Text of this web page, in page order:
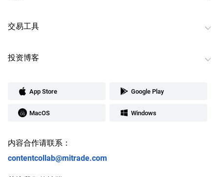
交易工具
投资博客
App Store Google Play
MacOS Windows
内容合作请联系：
contentcollab@mitrade.com